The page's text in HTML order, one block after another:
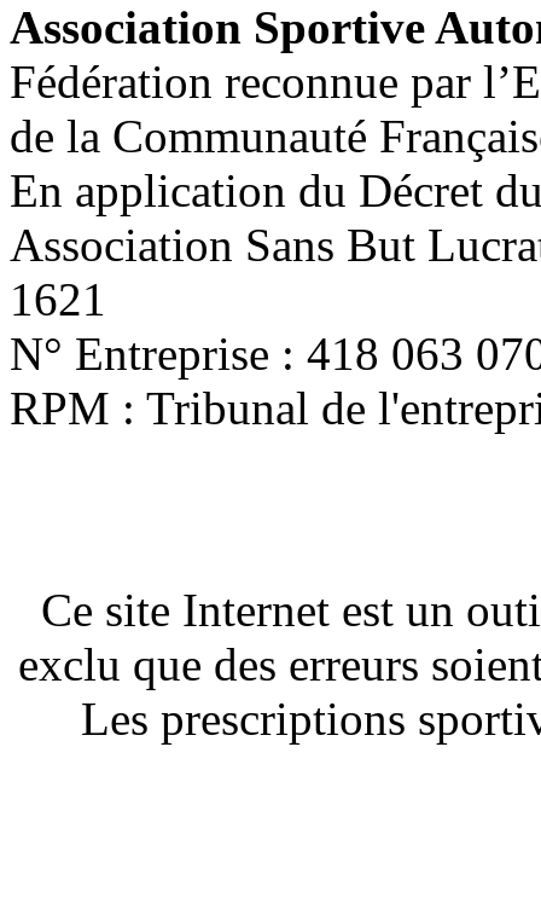
Association Sportive
Fédération reconnue par
de la Communauté
En application du Décret
Association Sans But
1621
N° Entreprise : 418 063
RPM : Tribunal de
Ce site Internet est un
exclu que des erreurs
Les prescriptions